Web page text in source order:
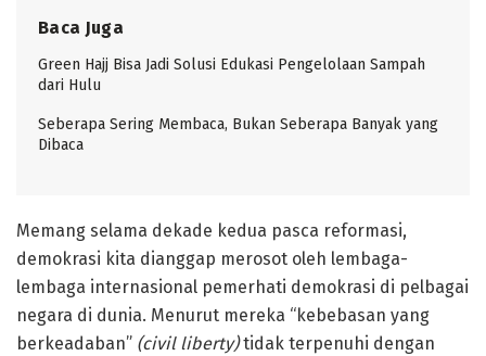
Baca Juga
Green Hajj Bisa Jadi Solusi Edukasi Pengelolaan Sampah
dari Hulu
Seberapa Sering Membaca, Bukan Seberapa Banyak yang
Dibaca
Memang selama dekade kedua pasca reformasi,
demokrasi kita dianggap merosot oleh lembaga-
lembaga internasional pemerhati demokrasi di pelbagai
negara di dunia. Menurut mereka “kebebasan yang
berkeadaban” (civil liberty)tidak terpenuhi dengan